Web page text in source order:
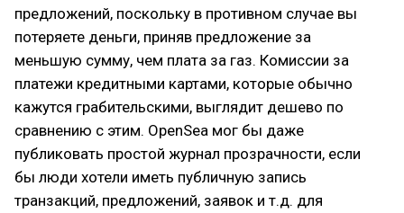
предложений, поскольку в противном случае вы
потеряете деньги, приняв предложение за
меньшую сумму, чем плата за газ. Комиссии за
платежи кредитными картами, которые обычно
кажутся грабительскими, выглядит дешево по
сравнению с этим. OpenSea мог бы даже
публиковать простой журнал прозрачности, если
бы люди хотели иметь публичную запись
транзакций, предложений, заявок и т.д. для